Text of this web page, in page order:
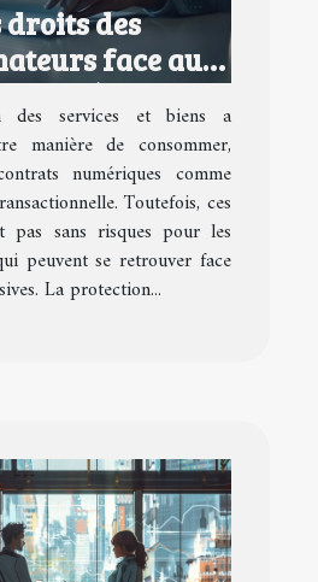
droits des
face aux
numériques
des services et biens a
manière de consommer,
numériques comme
Toutefois, ces
pas sans risques pour les
peuvent se retrouver face
La protection...